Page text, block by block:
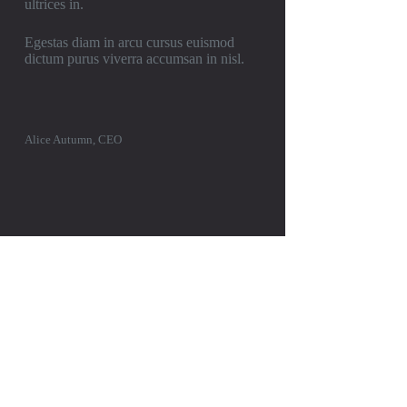
ultrices in.
Egestas diam in arcu cursus euismod
dictum purus viverra accumsan in nisl.
Alice Autumn, CEO